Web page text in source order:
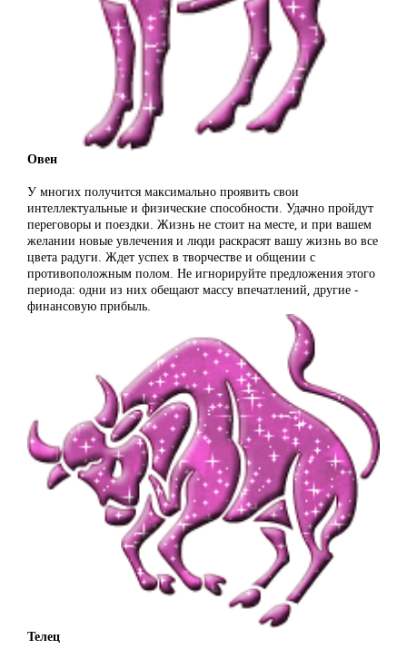
Овен
У многих получится максимально проявить свои
интеллектуальные и физические способности. Удачно пройдут
переговоры и поездки. Жизнь не стоит на месте, и при вашем
желании новые увлечения и люди раскрасят вашу жизнь во все
цвета радуги. Ждет успех в творчестве и общении с
противоположным полом. Не игнорируйте предложения этого
периода: одни из них обещают массу впечатлений, другие -
финансовую прибыль.
Телец